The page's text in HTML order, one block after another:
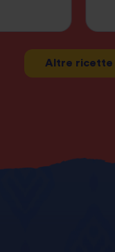
Altre ricette